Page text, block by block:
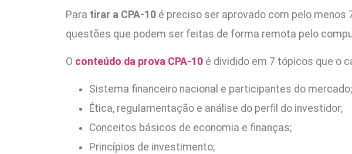
Para tirar a CPA-10 é preciso ser aprovado com pelo menos
questões que podem ser feitas de forma remota pelo
O conteúdo da prova CPA-10 é dividido em 7 tópicos que o
Sistema financeiro nacional e participantes do mercado;
Ética, regulamentação e análise do perfil do investidor;
Conceitos básicos de economia e finanças;
Princípios de investimento;